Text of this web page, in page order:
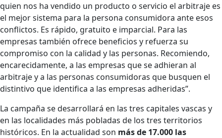
quien nos ha vendido un producto o servicio el arbitraje es
el mejor sistema para la persona consumidora ante esos
conflictos. Es rápido, gratuito e imparcial. Para las
empresas también ofrece beneficios y refuerza su
compromiso con la calidad y las personas. Recomiendo,
encarecidamente, a las empresas que se adhieran al
arbitraje y a las personas consumidoras que busquen el
distintivo que identifica a las empresas adheridas”.
La campaña se desarrollará en las tres capitales vascas y
en las localidades más pobladas de los tres territorios
históricos. En la actualidad son más de 17.000 las